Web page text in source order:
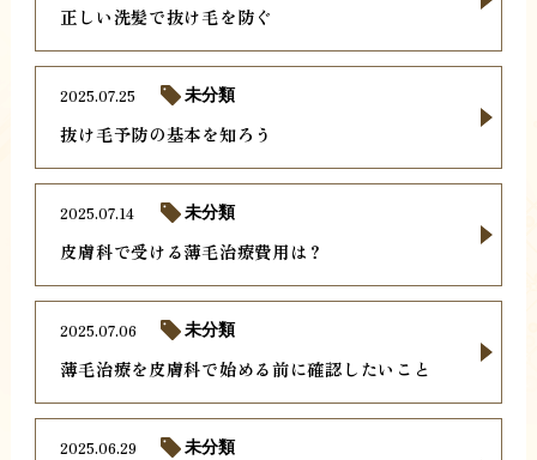
正しい洗髪で抜け毛を防ぐ
抜け毛予防の基本を知ろう
2025.07.25 未分類
皮膚科で受ける薄毛治療費用は？
2025.07.14 未分類
薄毛治療を皮膚科で始める前に確認したいこと
2025.07.06 未分類
2025.06.29 未分類